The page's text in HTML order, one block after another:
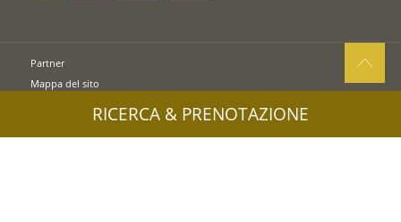
Partner
Mappa del sito
RICERCA & PRENOTAZIONE